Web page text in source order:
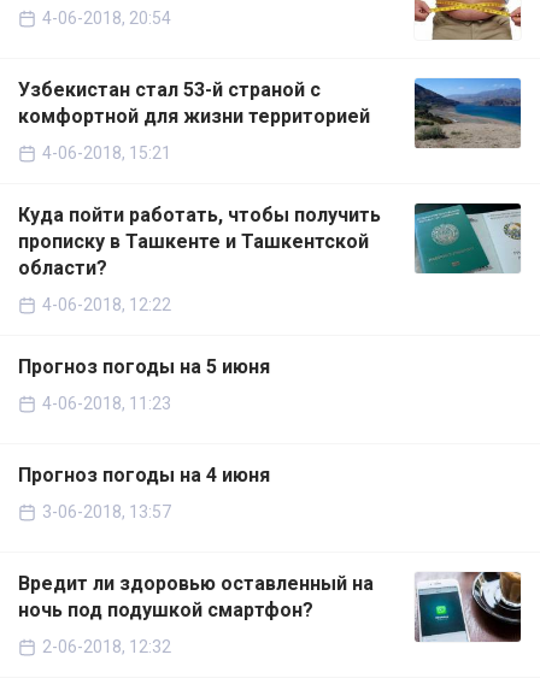
4-06-2018, 20:54
Узбекистан стал 53-й страной с
комфортной для жизни территорией
4-06-2018, 15:21
Куда пойти работать, чтобы получить
прописку в Ташкенте и Ташкентской
области?
4-06-2018, 12:22
Прогноз погоды на 5 июня
4-06-2018, 11:23
Прогноз погоды на 4 июня
3-06-2018, 13:57
Вредит ли здоровью оставленный на
ночь под подушкой смартфон?
2-06-2018, 12:32